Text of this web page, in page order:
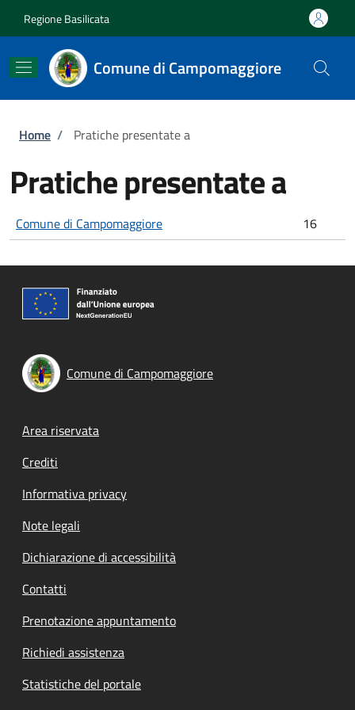
Regione Basilicata
Comune di Campomaggiore
Briciole di pane
Home / Pratiche presentate a
Pratiche presentate a
Comune di Campomaggiore 16
Comune di Campomaggiore
Footer menu
Area riservata
Crediti
Informativa privacy
Note legali
Dichiarazione di accessibilità
Contatti
Prenotazione appuntamento
Richiedi assistenza
Statistiche del portale